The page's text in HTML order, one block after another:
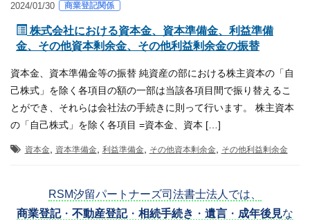
2024/01/30 商業登記関係
株式会社における資本金、資本準備金、利益準備
金、その他資本剰余金、その他利益剰余金の振替
資本金、資本準備金等の振替 純資産の部における株主資本の「自
己株式」を除く各項目の額の一部は当該各項目間で振り替えるこ
とができ、それらは会社法の手続きに則って行います。 株主資本
の「自己株式」を除く各項目 =資本金、資本 […]
資本金, 資本準備金, 利益準備金, その他資本剰余金, その他利益剰余金
RSM汐留パートナーズ司法書士法人では、
商業登記・ 不動産登記・ 相続手続き ・ 遺言 ・ 成年後見な